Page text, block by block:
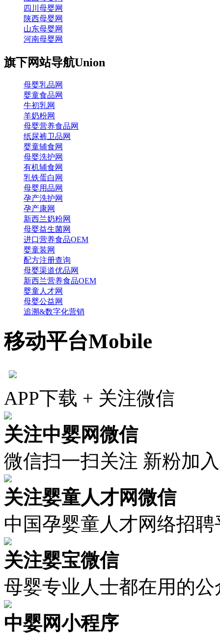
四川母婴网
陕西母婴网
山东母婴网
河南母婴网
旗下网站导航Union
母婴乳品网
婴童食品网
牛初乳网
羊奶粉网
母婴营养食品网
纸尿裤卫品网
婴童辅食网
母婴洗护网
有机辅食网
乳铁蛋白网
母婴用品网
孕产洗护网
孕产康网
新西兰奶粉网
母婴益生菌网
进口营养食品OEM
婴童装网
配方注册查询
母婴渠道优品网
新西兰营养食品OEM
婴童人才网
母婴公益网
追溯&数字化营销
移动平台Mobile
APP下载 + 关注微信
关注中婴网微信
微信扫一扫关注 新粉加
关注婴童人才网微信
中国孕婴童人才网络招聘
关注婴宝微信
母婴专业人士都在用的公
中婴网小程序